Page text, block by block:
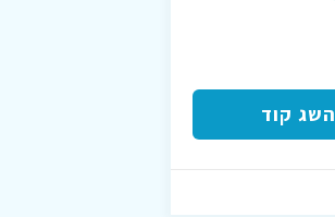
השג קוד